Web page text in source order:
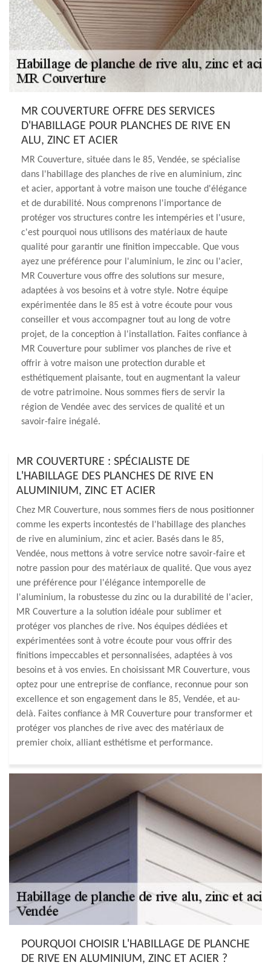
MR COUVERTURE OFFRE DES SERVICES
D'HABILLAGE POUR PLANCHES DE RIVE EN
ALU, ZINC ET ACIER
MR Couverture, située dans le 85, Vendée, se spécialise
dans l'habillage des planches de rive en aluminium, zinc
et acier, apportant à votre maison une touche d'élégance
et de durabilité. Nous comprenons l'importance de
protéger vos structures contre les intempéries et l'usure,
c'est pourquoi nous utilisons des matériaux de haute
qualité pour garantir une finition impeccable. Que vous
ayez une préférence pour l'aluminium, le zinc ou l'acier,
MR Couverture vous offre des solutions sur mesure,
adaptées à vos besoins et à votre style. Notre équipe
expérimentée dans le 85 est à votre écoute pour vous
conseiller et vous accompagner tout au long de votre
projet, de la conception à l'installation. Faites confiance à
MR Couverture pour sublimer vos planches de rive et
offrir à votre maison une protection durable et
esthétiquement plaisante, tout en augmentant la valeur
de votre patrimoine. Nous sommes fiers de servir la
région de Vendée avec des services de qualité et un
savoir-faire inégalé.
MR COUVERTURE : SPÉCIALISTE DE
L'HABILLAGE DES PLANCHES DE RIVE EN
ALUMINIUM, ZINC ET ACIER
Chez MR Couverture, nous sommes fiers de nous positionner
comme les experts incontestés de l'habillage des planches
de rive en aluminium, zinc et acier. Basés dans le 85,
Vendée, nous mettons à votre service notre savoir-faire et
notre passion pour des matériaux de qualité. Que vous ayez
une préférence pour l'élégance intemporelle de
l'aluminium, la robustesse du zinc ou la durabilité de l'acier,
MR Couverture a la solution idéale pour sublimer et
protéger vos planches de rive. Nos équipes dédiées et
expérimentées sont à votre écoute pour vous offrir des
finitions impeccables et personnalisées, adaptées à vos
besoins et à vos envies. En choisissant MR Couverture, vous
optez pour une entreprise de confiance, reconnue pour son
excellence et son engagement dans le 85, Vendée, et au-
delà. Faites confiance à MR Couverture pour transformer et
protéger vos planches de rive avec des matériaux de
premier choix, alliant esthétisme et performance.
POURQUOI CHOISIR L'HABILLAGE DE PLANCHE
DE RIVE EN ALUMINIUM, ZINC ET ACIER ?